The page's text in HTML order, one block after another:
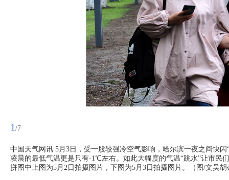
1 /7
中国天气网讯 5月3日，受一股较强冷空气影响，哈尔滨一夜之间快
凌晨的最低气温更是只有-1℃左右。如此大幅度的气温“跳水”让市民
拼图中上图为5月2日拍摄图片，下图为5月3日拍摄图片。（图/文吴胡